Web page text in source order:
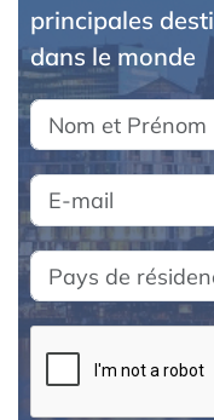
principales
dans le monde